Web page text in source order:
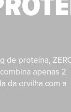
de proteína,
apenas 2
da ervilha com a